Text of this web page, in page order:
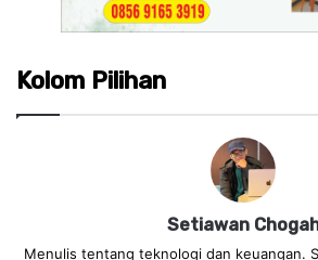
Kolom Pilihan
Setiawan
Menulis tentang teknologi dan keuangan.